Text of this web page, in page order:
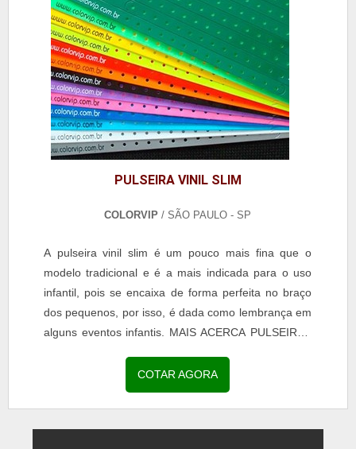
PULSEIRA VINIL SLIM
COLORVIP/ SÃO PAULO - SP
A pulseira vinil slim é um pouco mais fina que o
modelo tradicional e é a mais indicada para o uso
infantil, pois se encaixa de forma perfeita no braço
dos pequenos, por isso, é dada como lembrança em
alguns eventos infantis. MAIS ACERCA PULSEIRAS
proporciona diversos benefícios para os usuários e
pode ser utilizado também para eventos adultos,
pois possui toda a elegância necessária para ofere...
COTAR AGORA